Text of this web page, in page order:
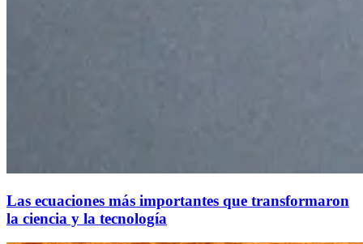
Las ecuaciones más importantes que transformaron
la ciencia y la tecnología